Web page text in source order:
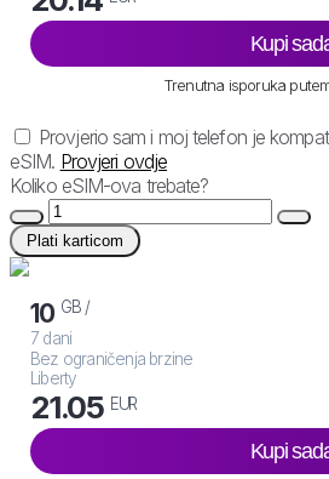
Kupi
Trenutna isporuka
Provjerio sam i moj telefon je
eSIM. Provjeri ovdje
Koliko eSIM-ova trebate?
Plati karticom
10 GB /
7 dani
Bez ograničenja brzine
Liberty
21.05 EUR
Kupi